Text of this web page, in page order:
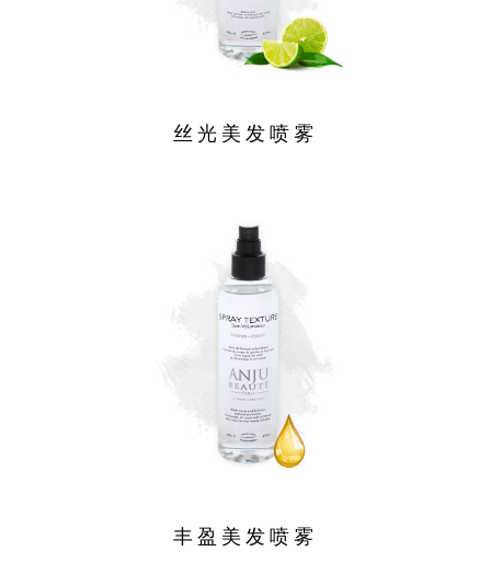
丝光美发喷雾
丰盈美发喷雾